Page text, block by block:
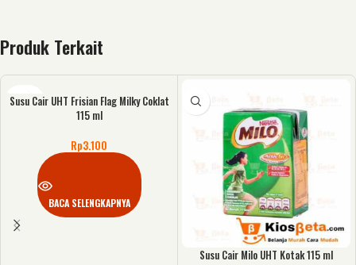
Produk Terkait
KOSONG
Susu Cair UHT Frisian Flag Milky Coklat
115 ml
Rp3.100
BACA SELENGKAPNYA
Susu Cair Milo UHT Kotak 115 ml